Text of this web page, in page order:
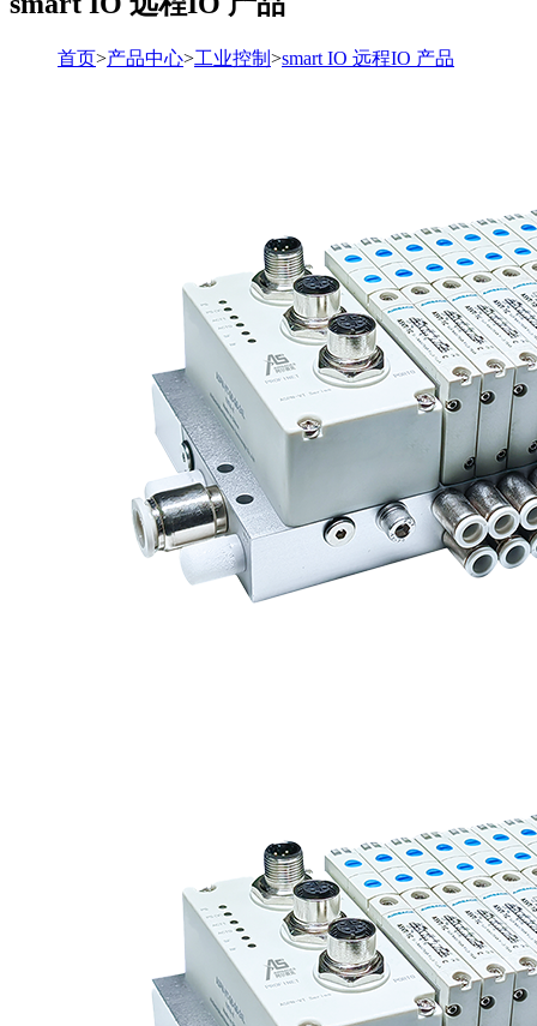
首页>产品中心>工业控制 >smart IO 远程IO 产品